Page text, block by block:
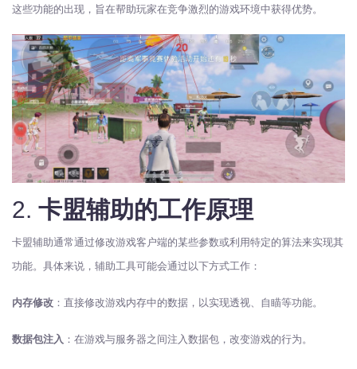
这些功能的出现，旨在帮助玩家在竞争激烈的游戏环境中获得优势。
2. 卡盟辅助的工作原理
卡盟辅助通常通过修改游戏客户端的某些参数或利用特定的算法来实现其
功能。具体来说，辅助工具可能会通过以下方式工作：
内存修改 ：直接修改游戏内存中的数据，以实现透视、自瞄等功能。
数据包注入 ：在游戏与服务器之间注入数据包，改变游戏的行为。